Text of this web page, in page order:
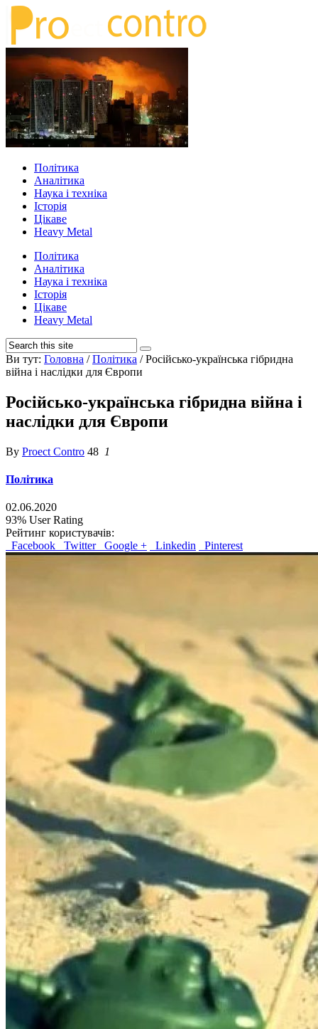
Політика
Аналітика
Наука і техніка
Історія
Цікаве
Heavy Metal
Політика
Аналітика
Наука і техніка
Історія
Цікаве
Heavy Metal
Ви тут: Головна /Політика /Російсько-українська гібридна
війна і наслідки для Європи
Російсько-українська гібридна війна і
наслідки для Європи
By Proect Contro 48 1
Політика
02.06.2020
93% User Rating
Рейтинг користувачів:
Facebook
Twitter Google + Linkedin Pinterest